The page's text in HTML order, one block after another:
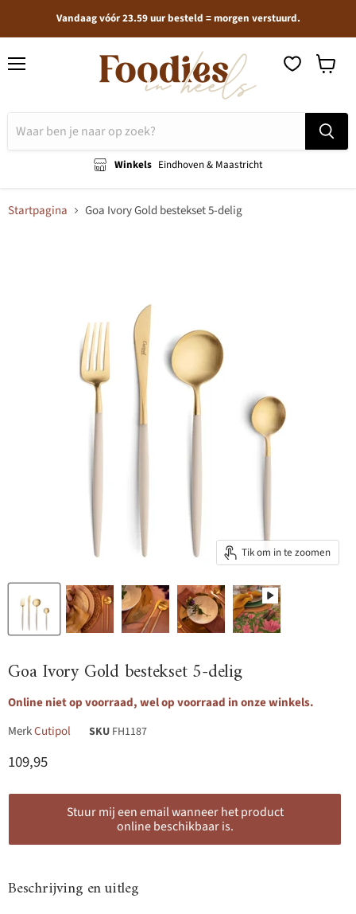
Vandaag vóór 23.59 uur besteld = morgen verstuurd.
Winkels Eindhoven & Maastricht
Startpagina Goa Ivory Gold bestekset 5-delig
Tik om in te zoomen
Goa Ivory Gold bestekset 5-delig
Online niet op voorraad, wel op voorraad in onze winkels.
MerkCutipol SKU FH1187
Huidige prijs
109,95
Stuur mij een email wanneer het product
online beschikbaar is.
Beschrijving en uitleg